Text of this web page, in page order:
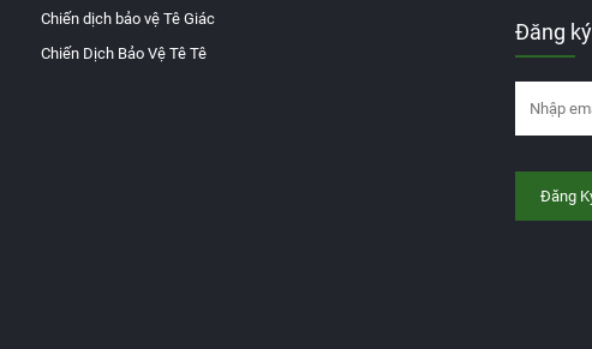
Chiến dịch bảo vệ Tê Giác
Chiến Dịch Bảo Vệ Tê Tê
Đăng
Đăng